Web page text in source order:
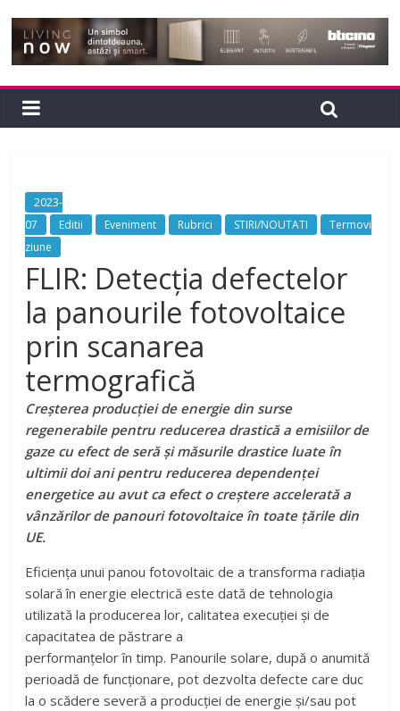
2023-
07
Editii Eveniment Rubrici STIRI/NOUTATI
Termovi
ziune
FLIR: Detecția defectelor
la panourile fotovoltaice
prin scanarea
termografică
Creșterea producției de energie din surse
regenerabile pentru reducerea drastică a emisiilor de
gaze cu efect de seră și măsurile drastice luate în
ultimii doi ani pentru reducerea dependenței
energetice au avutca efect o creștere accelerată a
vânzărilor de panouri fotovoltaice în toate țările din
UE.
Eficiența unui panou fotovoltaic de a transforma radiația
solară în energie electrică este dată de tehnologia
utilizată la producerea lor, calitatea execuției și de
capacitatea de păstrare a
performanțelor în timp. Panourile solare, după o anumită
perioadă de funcționare, pot dezvolta defecte care duc
la o scădere severă a producției de energie și/sau pot